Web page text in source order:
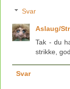
Svar
Aslaug/
Tak - du
strikke,
Svar